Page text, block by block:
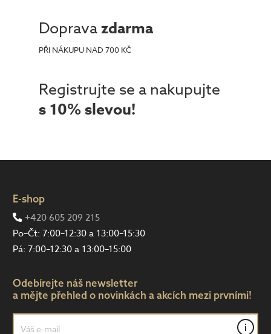
Dopravazdarma
PŘI NÁKUPU NAD 700 KČ
Registrujte se a nakupujte
s 10% slevou!
E-shop
+420 605 209 215
Po–Čt: 7:00–12:30 a 13:00–15:30
Pá: 7:00–12:30 a 13:00–15:00
Odebírejte náš newsletter
a mějte přehled o novinkách a akcích mezi prvními!
i